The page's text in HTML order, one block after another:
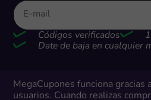
Códigos verificados
Date de baja en cualquier
MegaCupones funciona gracias
usuarios. Cuando realizas